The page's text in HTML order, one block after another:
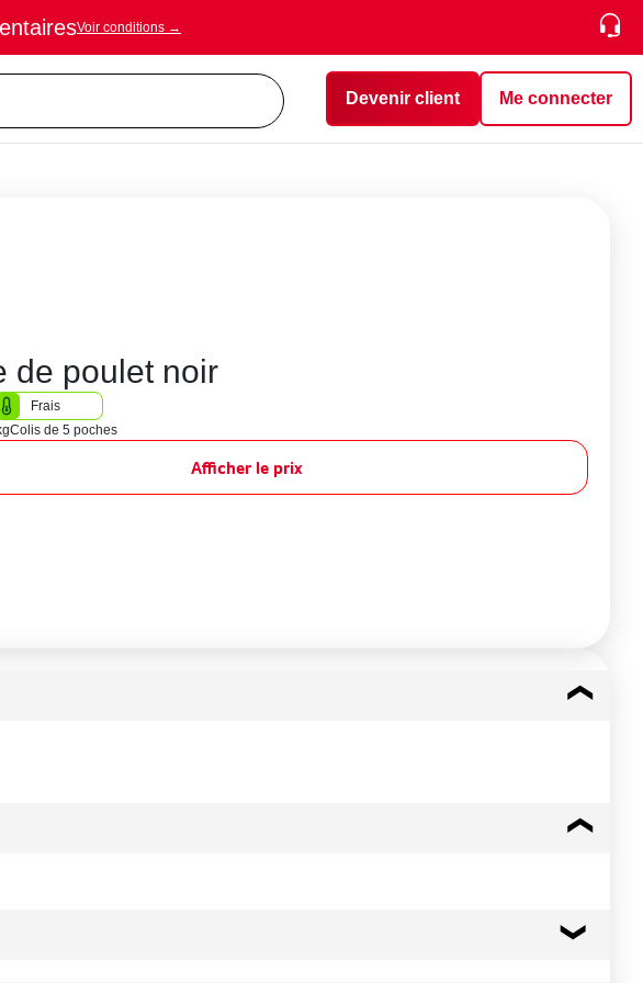
Voir conditions →
Devenir client Me connecter
de poulet noir
Frais
Colis de 5 poches
Afficher le prix